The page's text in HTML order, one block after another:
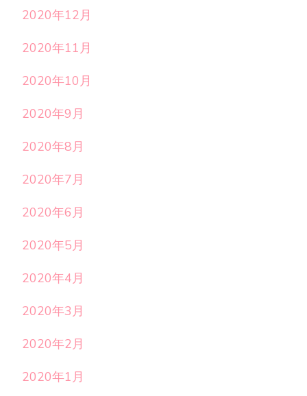
2020年12月
2020年11月
2020年10月
2020年9月
2020年8月
2020年7月
2020年6月
2020年5月
2020年4月
2020年3月
2020年2月
2020年1月